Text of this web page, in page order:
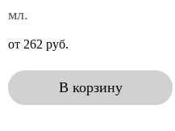
мл.
от 262 руб.
В корзину